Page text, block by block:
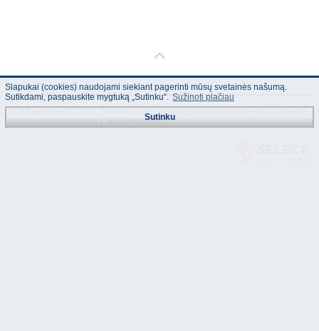
© "AS Akvedukts" 2026. Dalinai ar pilnai naudojant duomenis iš šios svetainės
būtina naudoti nuorodą Į "AS Akvedukts"!
Slapukai (cookies) naudojami siekiant pagerinti mūsų svetainės našumą.
Sutikdami, paspauskite mygtuką „Sutinku“. Sužinoti plačiau
Sutinku